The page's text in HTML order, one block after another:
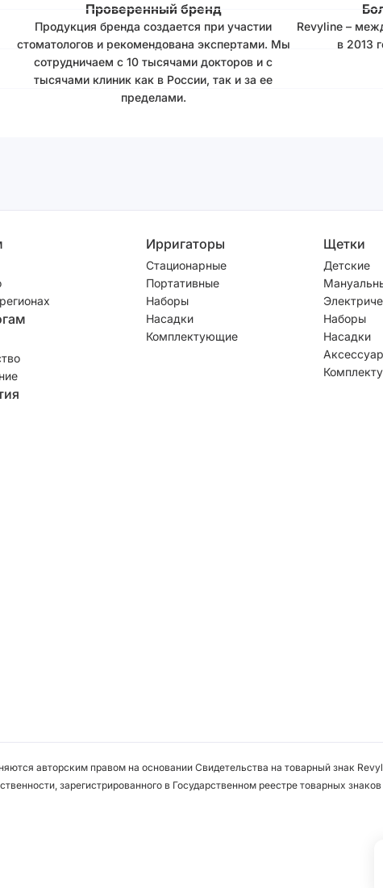
Проверенный бренд
Продукция бренда создается при участии
стоматологов и рекомендована экспертами. Мы
сотрудничаем с 10 тысячами докторов и с
тысячами клиник как в России, так и за ее
пределами.
Revyline –
в 2013
Ирригаторы
Стационарные
Портативные
Наборы
Насадки
Комплектующие
Щетки
Детские
Наборы
Насадки
авторским правом на основании Свидетельства на товарный знак
зарегистрированного в Государственном реестре товарных